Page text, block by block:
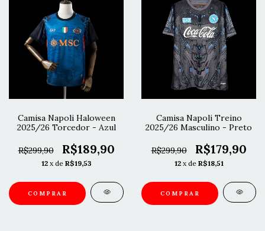
Camisa Napoli Haloween
2025/26 Torcedor - Azul
R$299,90 R$189,90
12 x de R$19,53
COMPRAR
Camisa Napoli Treino
2025/26 Masculino - Preto
R$299,90 R$179,90
12 x de R$18,51
COMPRAR